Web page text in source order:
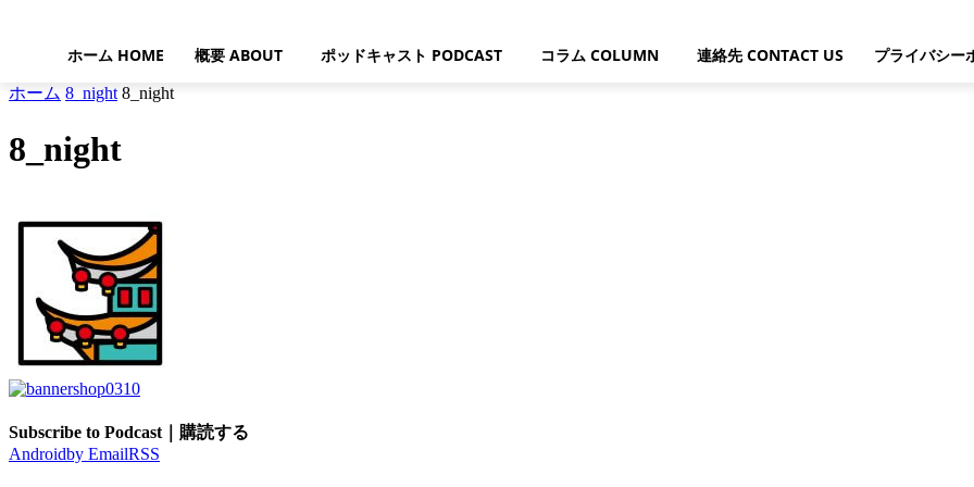
ホーム HOME 概要 ABOUT ポッドキャスト PODCAST コラム COLUMN 連絡先 CONTACT US プライバシー
ホーム 8_night 8_night
8_night
Subscribe to Podcast｜購読する
Androidby EmailRSS